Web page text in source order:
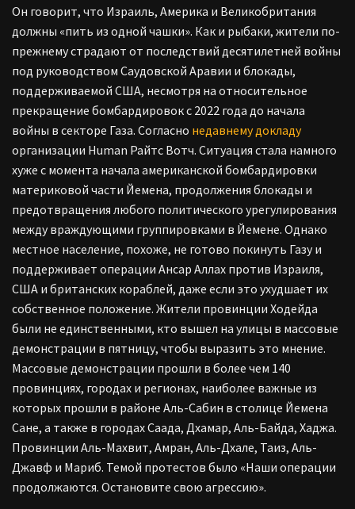
Он говорит, что Израиль, Америка и Великобритания
должны «пить из одной чашки». Как и рыбаки, жители по-
прежнему страдают от последствий десятилетней войны
под руководством Саудовской Аравии и блокады,
поддерживаемой США, несмотря на относительное
прекращение бомбардировок с 2022 года до начала
войны в секторе Газа. Согласно недавнему докладу
организации Human Райтс Вотч. Ситуация стала намного
хуже с момента начала американской бомбардировки
материковой части Йемена, продолжения блокады и
предотвращения любого политического урегулирования
между враждующими группировками в Йемене. Однако
местное население, похоже, не готово покинуть Газу и
поддерживает операции Ансар Аллах против Израиля,
США и британских кораблей, даже если это ухудшает их
собственное положение. Жители провинции Ходейда
были не единственными, кто вышел на улицы в массовые
демонстрации в пятницу, чтобы выразить это мнение.
Массовые демонстрации прошли в более чем 140
провинциях, городах и регионах, наиболее важные из
которых прошли в районе Аль-Сабин в столице Йемена
Сане, а также в городах Саада, Дхамар, Аль-Байда, Хаджа.
Провинции Аль-Махвит, Амран, Аль-Дхале, Таиз, Аль-
Джавф и Мариб. Темой протестов было «Наши операции
продолжаются. Остановите свою агрессию».